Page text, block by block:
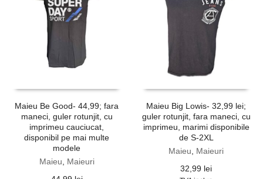
Maieu Be Good- 44,99; fara
maneci, guler rotunjit, cu
imprimeu cauciucat,
disponibil pe mai multe
modele
Maieu, Maieuri
Maieu Big Lowis- 32,99 lei;
guler rotunjit, fara maneci, cu
imprimeu, marimi disponibile
de S-2XL
Maieu, Maieuri
32,99 lei